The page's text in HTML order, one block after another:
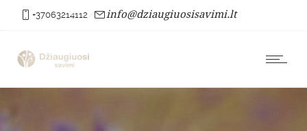
+37063214112 info@dziaugiuosisavimi.lt